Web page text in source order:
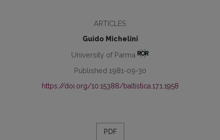
ARTICLES
Guido Michelini
University of Parma
Published 1981-09-30
https://doi.org/10.15388/baltistica.17.1.1958
PDF